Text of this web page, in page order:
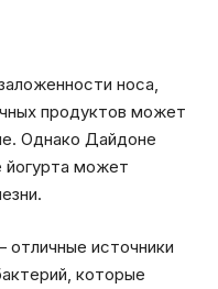
носа,
продуктов может
Однако Дайдоне
йогурта может
отличные источники
которые